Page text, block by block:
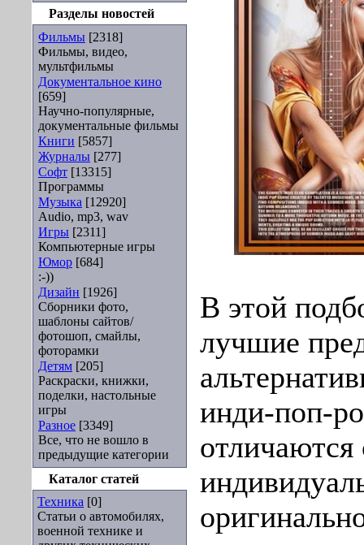
Разделы новостей
Фильмы [2318]
Фильмы, видео,
мультфильмы
Документальное кино
[659]
Научно-популярные,
документальные фильмы
Книги [5857]
Журналы [277]
Софт [13315]
Программы
Музыка [12920]
Audio, mp3, wav
Игры [2311]
Компьютерные игры
Юмор [684]
:-))
Дизайн [1926]
Сборники фото,
шаблоны сайтов/
фотошоп, смайлы,
фоторамки
Детям [205]
Раскраски, книжки,
поделки, настольные
игры
Разное [3349]
Все, что не вошло в
предыдущие категории
Каталог статей
Техника [0]
Статьи о автомобилях,
военной технике и
В этой
лучшие
инди-поп-
отличаются